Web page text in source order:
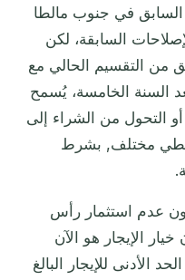
السابق في جنوب مالطا
السابقة، لكن
من التقسيم الحالي مع
السنة الخامسة، يُسمح
التحول من الشراء إلى
مالطي مختلف, بشرط
عدم استثمار رأس
الإيجار هو الآن
الأدنى للإيجار البالغ